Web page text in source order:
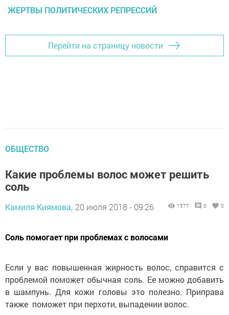
ЖЕРТВЫ ПОЛИТИЧЕСКИХ РЕПРЕССИЙ
Перейти на страницу новости
ОБЩЕСТВО
Какие проблемы волос может решить
соль
Камиля Киямова, 20 июля 2018 - 09:26 1577 0 0
Соль помогает при проблемах с волосами
Если у вас повышенная жирность волос, справится с
проблемой поможет обычная соль. Ее можно добавить
в шампунь. Для кожи головы это полезно. Приправа
также поможет при перхоти, выпадении волос.